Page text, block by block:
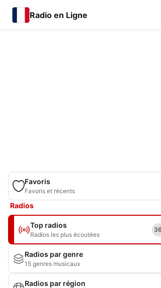
Radio en Ligne
Favoris
Favoris et récents
Radios
Top radios
Radios les plus écoutées
Radios par genre
15 genres musicaux
Radios par région